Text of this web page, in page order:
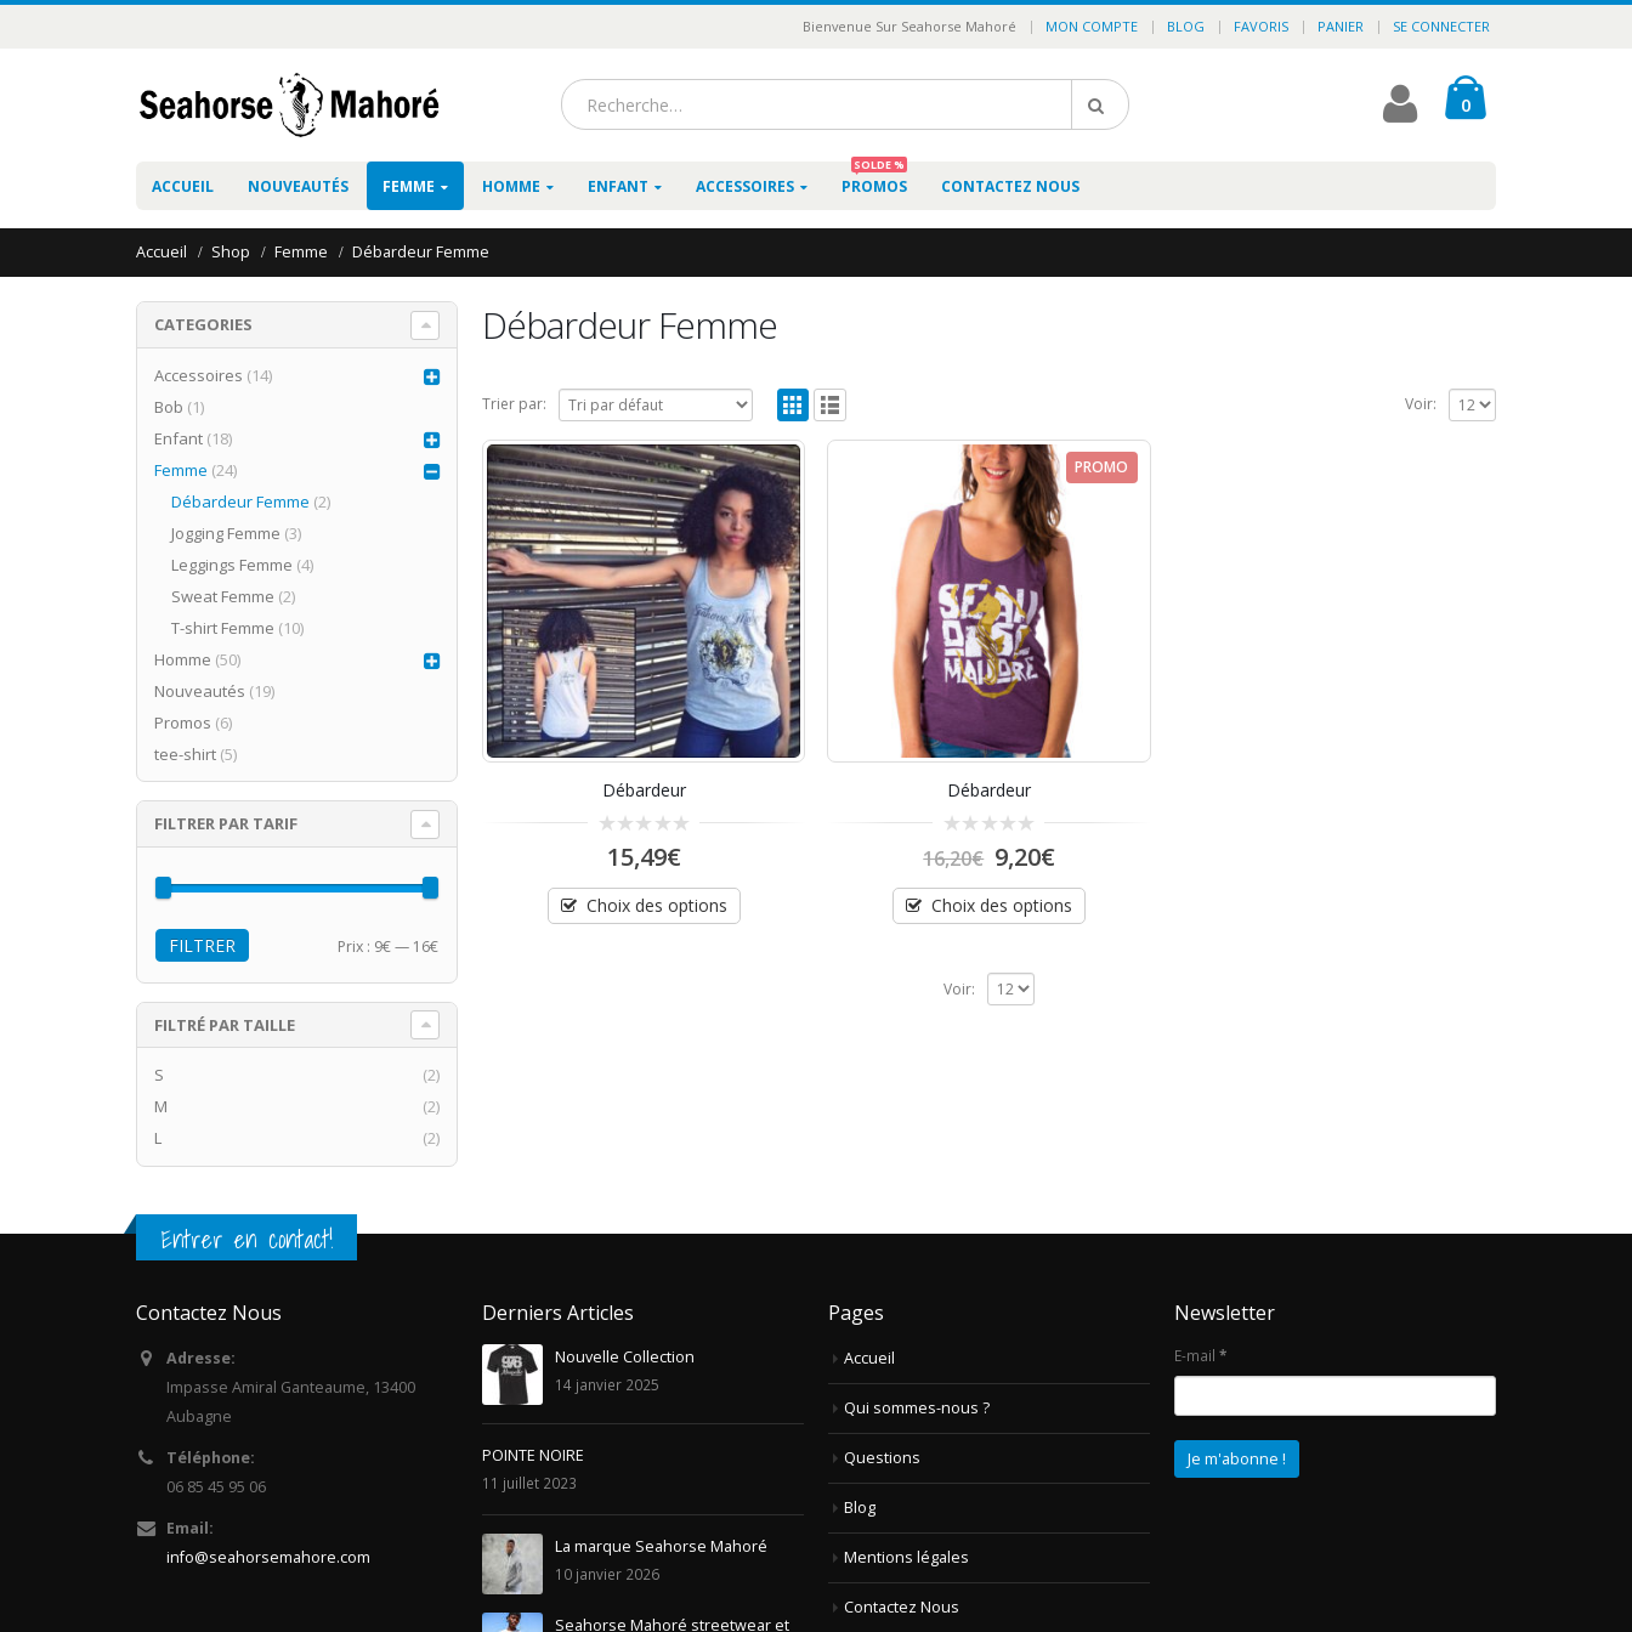
Bienvenue Sur Seahorse Mahoré | MON COMPTE BLOG FAVORIS PANIER SE CONNECTER
0
ACCUEIL NOUVEAUTÉS FEMME HOMME ENFANT ACCESSOIRES PROMOS
SOLDE %
CONTACTEZ NOUS
Accueil Shop Femme Débardeur Femme
Débardeur Femme
Trier par: Voir:
Débardeur
out
5
15,49€
Choix des options
PROMO
Débardeur
0
out
5
16,20€ 9,20€
Choix des options
Voir:
CATEGORIES
Accessoires (14)
Bob (1)
Enfant (18)
Femme (24)
Débardeur Femme (2)
Jogging Femme (3)
Leggings Femme (4)
Sweat Femme (2)
T-shirt Femme (10)
Homme (50)
Nouveautés (19)
Promos (6)
tee-shirt (5)
FILTRER PAR TARIF
FILTRER Prix : 9€— 16€
FILTRÉ PAR TAILLE
S
(2)
M
(2)
L
(2)
Entrer en contact!
Contactez Nous
Adresse:
Impasse Amiral Ganteaume, 13400
Aubagne
Téléphone:
06 85 45 95 06
Email:
info@seahorsemahore.com
Derniers Articles
Nouvelle Collection
14 janvier 2025
POINTE NOIRE
11 juillet 2023
La marque Seahorse Mahoré
10 janvier 2026
Seahorse Mahoré streetwear et
Pages
Accueil
Qui sommes-nous ?
Questions
Blog
Mentions légales
Contactez Nous
Newsletter
E-mail *